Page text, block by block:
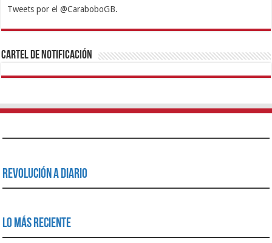
Tweets por el @CaraboboGB.
1xbetBetturkeyBetistKralbetSupertotobetTipobetMatadorbetMariobet
https://mvbcasino.com/
Cartel de Notificación
Revolución a Diario
Lo Más Reciente